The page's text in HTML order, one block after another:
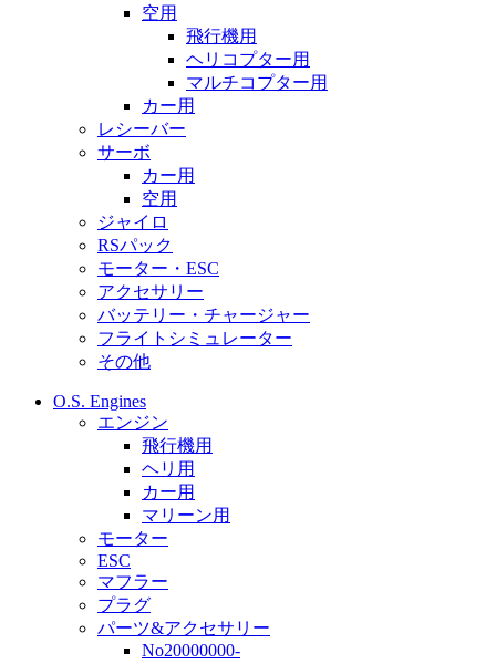
空用
飛行機用
ヘリコプター用
マルチコプター用
カー用
レシーバー
サーボ
カー用
空用
ジャイロ
RSパック
モーター・ESC
アクセサリー
バッテリー・チャージャー
フライトシミュレーター
その他
O.S. Engines
エンジン
飛行機用
ヘリ用
カー用
マリーン用
モーター
ESC
マフラー
プラグ
パーツ&アクセサリー
No20000000-